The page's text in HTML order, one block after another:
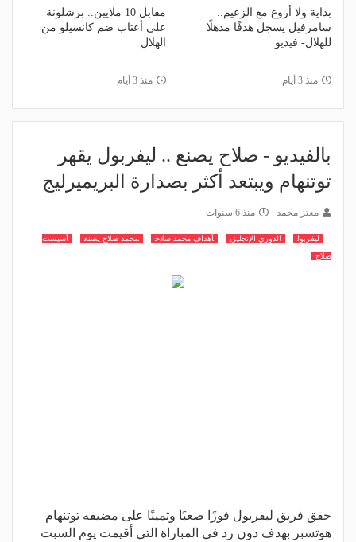
بداية ولا أروع مع الزعيم..
سامرفيل يسجل هدفًا مذهلًا
للهلال- فيديو
منذ 3 أيام
مقابل 10 ملايين.. برشلونة
على أعتاب ضم كانسيلو من
الهلال
منذ 3 أيام
بالفيديو - صلاح يصنع .. ليفربول يقهر
توتنهام ويبتعد أكثر بصدارة البريميرليج
معتز محمد منذ 6 سنوات
ليفربول الدوري الإنجليزي أهداف محمد صلاح محمد صلاح يصنع
أسيست
صلاح
حقق فريق ليفربول فوزًا صعبًا وثمينًا على مضيفه توتنهام
هوتسبر بهدف دون رد في المباراة التي أقيمت يوم السبت